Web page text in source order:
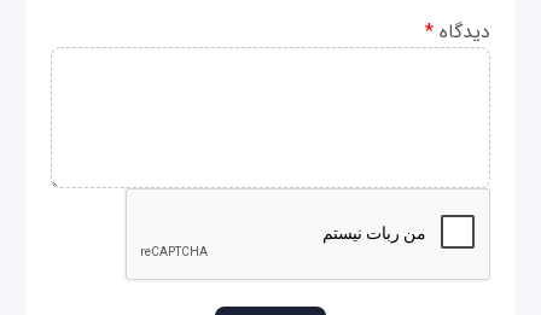
دیدگاه*